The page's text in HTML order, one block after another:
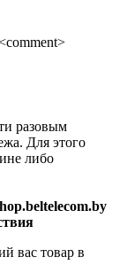
разовым
Для этого
либо
вас товар в